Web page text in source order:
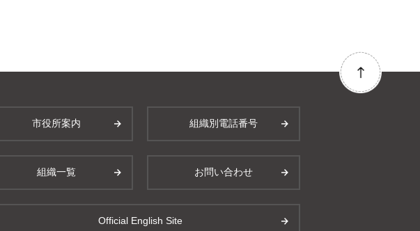
市役所案内 組織別電話番号
組織一覧 お問い合わせ
Official English Site